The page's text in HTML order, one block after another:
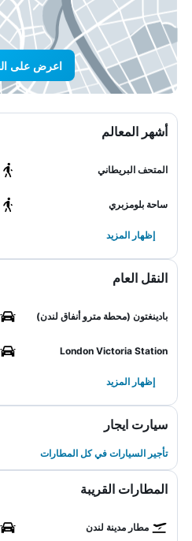
اعرض على
أشهر المعالم
المتحف البريطاني
ساحة بلومزبري
إظهار المزيد
النقل العام
بادينغتون (محطة مترو أنفاق لندن)
London Victoria Station
إظهار المزيد
سيارت ايجار
تأجير السيارات في كل المطارات
المطارات القريبة
مطار مدينة لندن